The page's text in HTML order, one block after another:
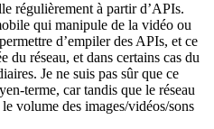
régulièrement à partir d’APIs.
qui manipule de la vidéo ou
d’empiler des APIs, et ce
du réseau, et dans certains cas du
Je ne suis pas sûr que ce
terme, car tandis que le réseau
volume des images/vidéos/sons